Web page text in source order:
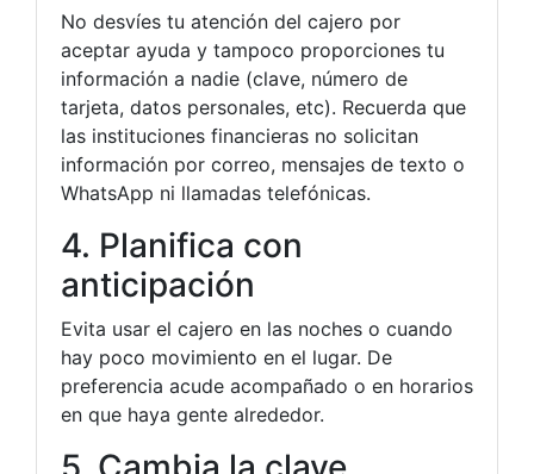
No desvíes tu atención del cajero por
aceptar ayuda y tampoco proporciones tu
información a nadie (clave, número de
tarjeta, datos personales, etc). Recuerda que
las instituciones financieras no solicitan
información por correo, mensajes de texto o
WhatsApp ni llamadas telefónicas.
4. Planifica con
anticipación
Evita usar el cajero en las noches o cuando
hay poco movimiento en el lugar. De
preferencia acude acompañado o en horarios
en que haya gente alrededor.